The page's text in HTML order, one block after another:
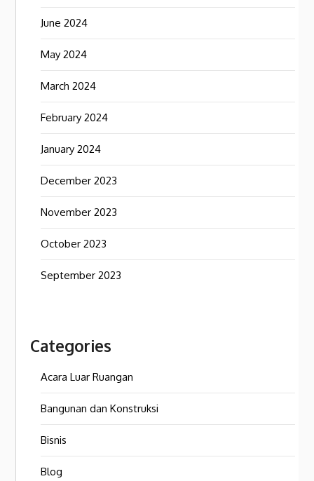
June 2024
May 2024
March 2024
February 2024
January 2024
December 2023
November 2023
October 2023
September 2023
Categories
Acara Luar Ruangan
Bangunan dan Konstruksi
Bisnis
Blog